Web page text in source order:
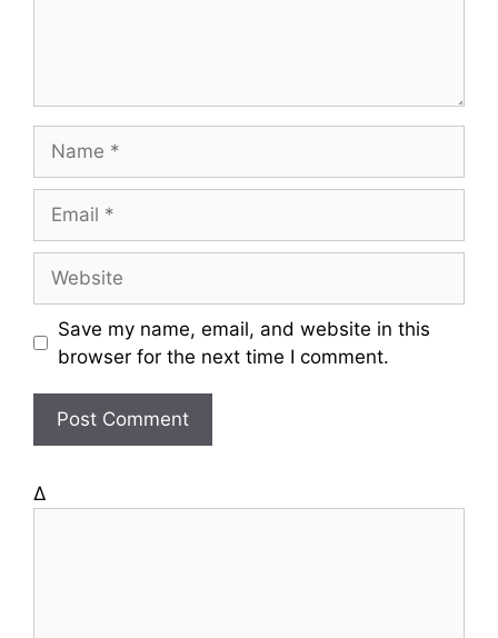
m
a
l
s
Save my name, email, and website in this
browser for the next time I comment.
Δ